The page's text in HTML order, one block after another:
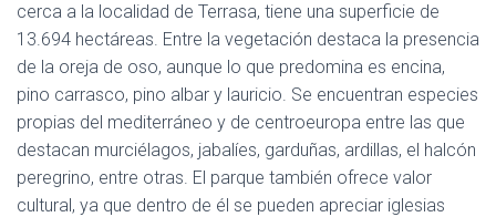
cerca a la localidad de Terrasa, tiene una superficie de
13.694 hectáreas. Entre la vegetación destaca la presencia
de la oreja de oso, aunque lo que predomina es encina,
pino carrasco, pino albar y lauricio. Se encuentran especies
propias del mediterráneo y de centroeuropa entre las que
destacan murciélagos, jabalíes, garduñas, ardillas, el halcón
peregrino, entre otras. El parque también ofrece valor
cultural, ya que dentro de él se pueden apreciar iglesias